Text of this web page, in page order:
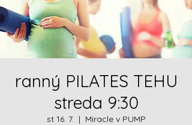
ranný PILATES TEHU
streda 9:30
st 16. 7.
  |
Miracle v PUMP